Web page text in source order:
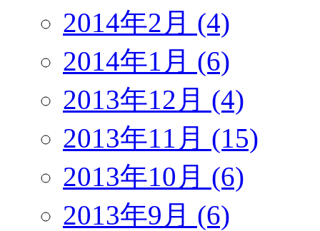
2014年2月 (4)
2014年1月 (6)
2013年12月 (4)
2013年11月 (15)
2013年10月 (6)
2013年9月 (6)